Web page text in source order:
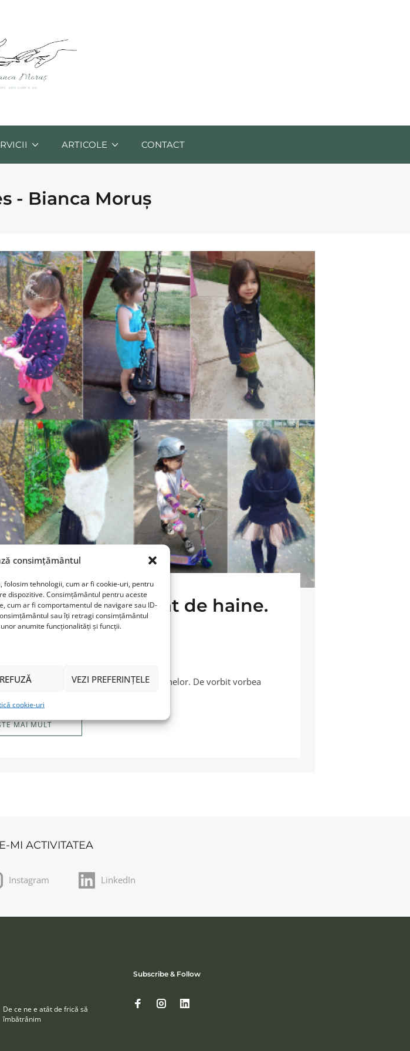
consimțământul
folosim tehnologii, cum ar fi cookie-uri, pentru
dispozitive. Consimțământul pentru aceste
cum ar fi comportamentul de navigare sau ID-
sau îți retragi consimțământul
anumite funcționalități și funcții.
REFUZĂ VEZI PREFERINȚELE
cookie-uri
ARTICOLE CONTACT
- Bianca Moruș
un copil fascinat de haine.
Şi genţi
refer la actul în sine, ci la alegerea hainelor. De vorbit vorbea
MAI MULT
MI ACTIVITATEA
Instagram LinkedIn
De ce ne e atât de frică să
îmbătrânim
Subscribe & Follow